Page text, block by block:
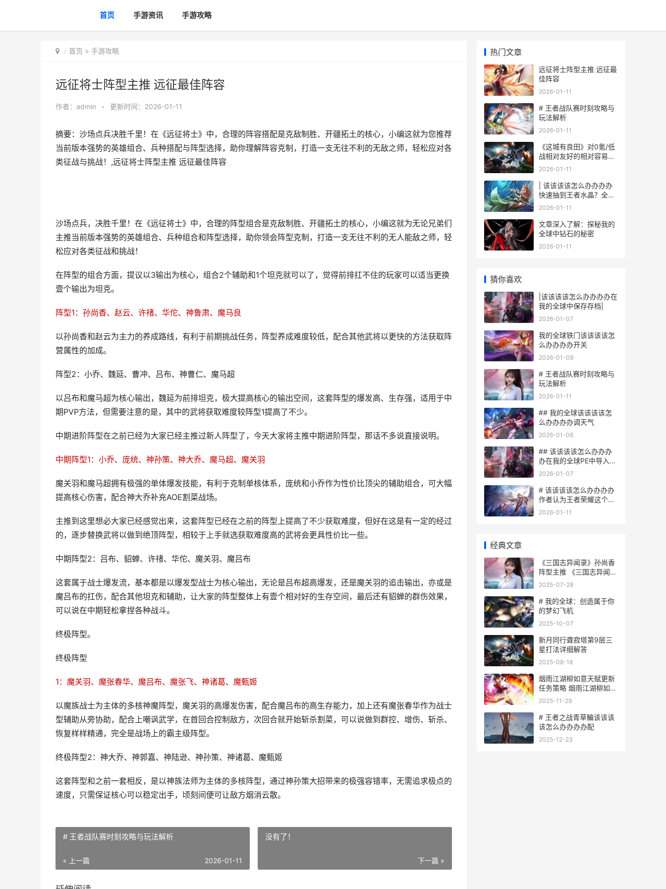
首页 手游资讯 手游攻略
首页 > 手游攻略
远征将士阵型主推 远征最佳阵容
作者： admin • 更新时间：2026-01-11
摘要：沙场点兵决胜千里！在《远征将士》中，合理的阵容搭配是克敌制胜、开疆拓土的核心，小编这就为您推荐
当前版本强势的英雄组合、兵种搭配与阵型选择，助你理解阵容克制，打造一支无往不利的无敌之师，轻松应对各
类征战与挑战！,远征将士阵型主推 远征最佳阵容
沙场点兵，决胜千里！在《远征将士》中，合理的阵型组合是克敌制胜、开疆拓土的核心，小编这就为无论兄弟们
主推当前版本强势的英雄组合、兵种组合和阵型选择，助你领会阵型克制，打造一支无往不利的无人能敌之师，轻
松应对各类征战和挑战！
在阵型的组合方面，提议以3输出为核心，组合2个辅助和1个坦克就可以了，觉得前排扛不住的玩家可以适当更换
壹个输出为坦克。
阵型1：孙尚香、赵云、许禇、华佗、神鲁肃、魔马良
以孙尚香和赵云为主力的养成路线，有利于前期挑战任务，阵型养成难度较低，配合其他武将以更快的方法获取阵
营属性的加成。
阵型2：小乔、魏延、曹冲、吕布、神曹仁、魔马超
以吕布和魔马超为核心输出，魏延为前排坦克，极大提高核心的输出空间，这套阵型的爆发高、生存强，适用于中
期PVP方法，但需要注意的是，其中的武将获取难度较阵型1提高了不少。
中期进阶阵型在之前已经为大家已经主推过新人阵型了，今天大家将主推中期进阶阵型，那话不多说直接说明。
中期阵型1：小乔、庞统、神孙策、神大乔、魔马超、魔关羽
魔关羽和魔马超拥有极强的单体爆发技能，有利于克制单核体系，庞统和小乔作为性价比顶尖的辅助组合，可大幅
提高核心伤害，配合神大乔补充AOE割菜战场。
主推到这里想必大家已经感觉出来，这套阵型已经在之前的阵型上提高了不少获取难度，但好在这是有一定的经过
的，逐步替换武将以做到绝顶阵型，相较于上手就选获取难度高的武将会更具性价比一些。
中期阵型2：吕布、貂蝉、许禇、华佗、魔关羽、魔吕布
这套属于战士爆发流，基本都是以爆发型战士为核心输出，无论是吕布超高爆发，还是魔关羽的追击输出，亦或是
魔吕布的扛伤，配合其他坦克和辅助，让大家的阵型整体上有壹个相对好的生存空间，最后还有貂蝉的群伤效果，
可以说在中期轻松拿捏各种战斗。
终极阵型。
终极阵型
1：魔关羽、魔张春华、魔吕布、魔张飞、神诸葛、魔甄姬
以魔族战士为主体的多核神魔阵型，魔关羽的高爆发伤害，配合魔吕布的高生存能力，加上还有魔张春华作为战士
型辅助从旁协助，配合上嘲讽武学，在首回合控制敌方，次回合就开始斩杀割菜，可以说做到群控、增伤、斩杀、
恢复样样精通，完全是战场上的霸主级阵型。
终极阵型2：神大乔、神郭嘉、神陆逊、神孙策、神诸葛、魔甄姬
这套阵型和之前一套相反，是以神族法师为主体的多核阵型，通过神孙策大招带来的极强容错率，无需追求极点的
速度，只需保证核心可以稳定出手，顷刻间便可让敌方烟消云散。
# 王者战队赛时刻攻略与玩法解析
« 上一篇 2026-01-11
没有了！
下一篇 »
热门文章
远征将士阵型主推 远征最
佳阵容
2026-01-11
# 王者战队赛时刻攻略与
玩法解析
2026-01-11
《这城有良田》对0氪/低
战相对友好的相对容易涨
战力的方法 这城有良田城
2026-01-11
| 该该该该怎么办办办办
快速抽到王者水晶？全方
位攻略技巧
2026-01-11
文章深入了解：探秘我的
全球中钻石的秘密
2026-01-11
猜你喜欢
|该该该该怎么办办办办在
我的全球中保存存档|
2026-01-07
我的全球铁门该该该该怎
么办办办办开关
2026-01-09
# 王者战队赛时刻攻略与
玩法解析
2026-01-11
## 我的全球该该该该怎
么办办办办调天气
2026-01-06
## 该该该该怎么办办办
办在我的全球PE中导入
Mod
2026-01-07
# 该该该该怎么办办办办
作者认为王者荣耀这个游
戏里成功晋升到王者段位
2026-01-11
经典文章
《三国志异闻录》孙尚香
阵型主推 《三国志异闻
录》
2025-07-28
# 我的全球：创造属于你
的梦幻飞机
2025-10-07
新月同行聋寂塔第9层三
星打法详细解答
2025-08-18
烟雨江湖柳如意天赋更新
任务策略 烟雨江湖柳如意
怎么培养
2025-11-29
# 王者之战青草鳊该该该
该怎么办办办办配
2025-12-23